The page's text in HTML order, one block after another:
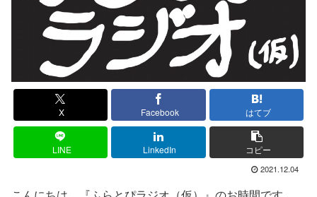
X Facebook はてブ
LINE LinkedIn コピー
2021.12.04